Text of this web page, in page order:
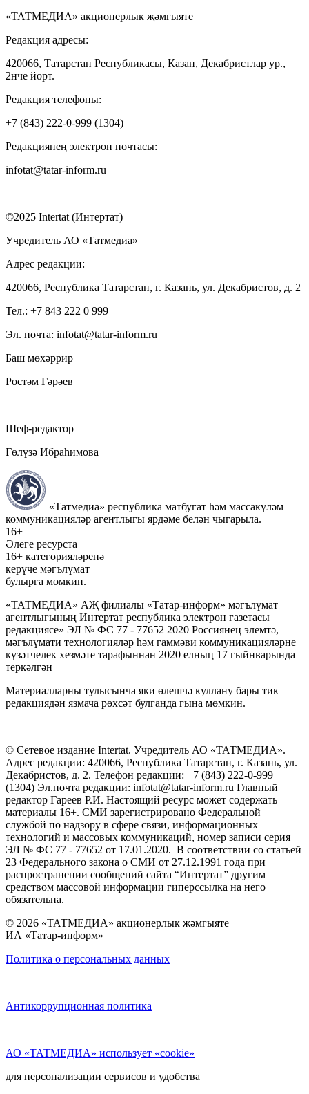
«ТАТМЕДИА» акционерлык җәмгыяте
Редакция адресы:
420066, Татарстан Республикасы, Казан, Декабристлар ур.,
2нче йорт.
Редакция телефоны:
+7 (843) 222-0-999 (1304)
Редакциянең электрон почтасы:
infotat@tatar-inform.ru
©2025 Intertat (Интертат)
Учредитель АО «Татмедиа»
Адрес редакции:
420066, Республика Татарстан, г. Казань, ул. Декабристов, д. 2
Тел.: +7 843 222 0 999
Эл. почта: infotat@tatar-inform.ru
Баш мөхәррир
Рөстәм Гәрәев
Шеф-редактор
Гөлүзә Ибраһимова
«Татмедиа» республика матбугат һәм массакүләм
коммуникацияләр агентлыгы ярдәме белән чыгарыла.
16+
Әлеге ресурста
16+ категорияләренә
керүче мәгълүмат
булырга мөмкин.
«ТАТМЕДИА» АҖ филиалы «Татар-информ» мәгълүмат
агентлыгының Интертат республика электрон газетасы
редакциясе» ЭЛ № ФС 77 - 77652 2020 Россиянең элемтә,
мәгълүмати технологияләр һәм гаммәви коммуникацияләрне
күзәтчелек хезмәте тарафыннан 2020 елның 17 гыйнварында
теркәлгән
Материалларны тулысынча яки өлешчә куллану бары тик
редакциядән язмача рөхсәт булганда гына мөмкин.
© Сетевое издание Intertat. Учредитель АО «ТАТМЕДИА».
Адрес редакции: 420066, Республика Татарстан, г. Казань, ул.
Декабристов, д. 2. Телефон редакции: +7 (843) 222-0-999
(1304) Эл.почта редакции: infotat@tatar-inform.ru Главный
редактор Гареев Р.И. Настоящий ресурс может содержать
материалы 16+. СМИ зарегистрировано Федеральной
службой по надзору в сфере связи, информационных
технологий и массовых коммуникаций, номер записи серия
ЭЛ № ФС 77 - 77652 от 17.01.2020. В соответствии со статьей
23 Федерального закона о СМИ от 27.12.1991 года при
распространении сообщений сайта “Интертат” другим
средством массовой информации гиперссылка на него
обязательна.
© 2026 «ТАТМЕДИА» акционерлык җәмгыяте
ИА «Татар-информ»
Политика о персональных данных
Антикоррупционная политика
АО «ТАТМЕДИА» использует «cookie»
для персонализации сервисов и удобства